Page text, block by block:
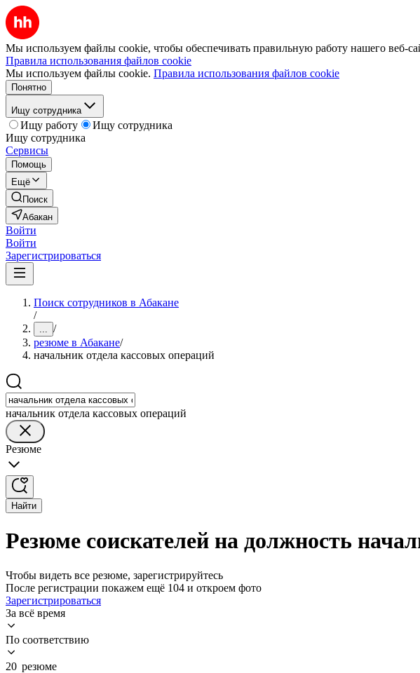
Мы используем файлы cookie, чтобы обеспечивать правильную работу нашего веб-
Правила использования файлов cookie
Мы используем файлы cookie. Правила использования файлов cookie
Понятно
Ищу сотрудника
Ищу работу
Ищу сотрудника
Ищу сотрудника
Сервисы
Помощь
Ещё
Поиск
Абакан
Войти
Войти
Зарегистрироваться
Поиск сотрудников в Абакане
/
... /
резюме в Абакане/
начальник отдела кассовых операций
начальник отдела кассовых операций
Резюме
Найти
Резюме соискателей на должность
Чтобы видеть все резюме, зарегистрируйтесь
После регистрации покажем ещё 104 и откроем фото
Зарегистрироваться
За всё время
По соответствию
20 резюме